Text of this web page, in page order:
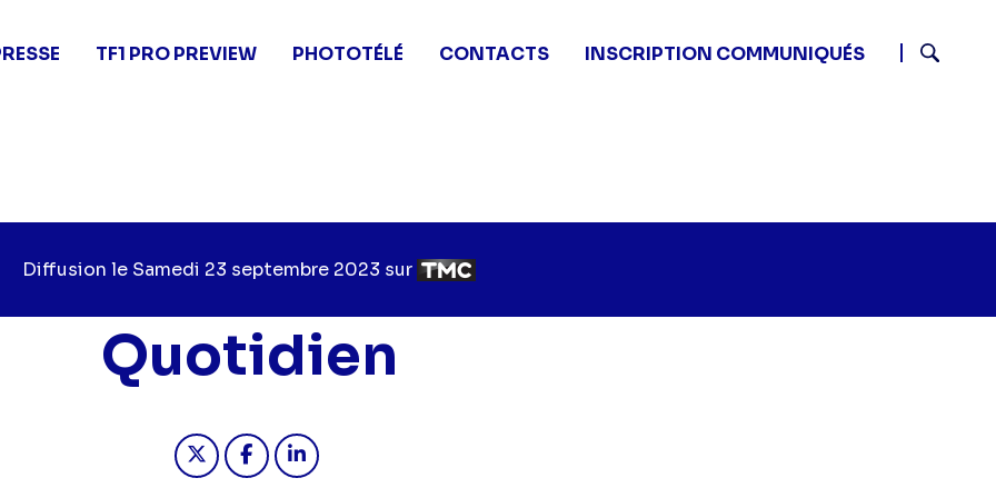
TF1 PRO PREVIEW PHOTOTÉLÉ CONTACTS
INSCRIPTION COMMUNIQUÉS
Diffusion le Jour
diffusion
Samedi 23 septembre 2023 sur Chaîne
diffusion
Quotidien
Partager "2023-09-23 11:55 - Quotidien - Episode 3" sur twitter
Partager "2023-09-23 11:55 - Quotidien - Episode 3" sur facebook